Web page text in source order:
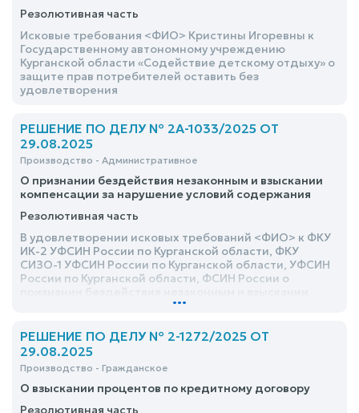
Резолютивная часть
Исковые требования <ФИО> Кристины Игоревны к
Государственному автономному учреждению
Курганской области «Содействие детскому отдыху» о
защите прав потребителей оставить без
удовлетворения
РЕШЕНИЕ ПО ДЕЛУ № 2А-1033/2025 ОТ
29.08.2025
Производство - Административное
О признании бездействия незаконным и взыскании
компенсации за нарушение условий содержания
Резолютивная часть
В удовлетворении исковых требований <ФИО> к ФКУ
ИК-2 УФСИН России по Курганской области, ФКУ
СИЗО-1 УФСИН России по Курганской области, УФСИН
России по Курганской области, ФСИН России о
компенсации за нарушение условий содержания
...
РЕШЕНИЕ ПО ДЕЛУ № 2-1272/2025 ОТ
29.08.2025
Производство - Гражданское
О взыскании процентов по кредитному договору
Резолютивная часть